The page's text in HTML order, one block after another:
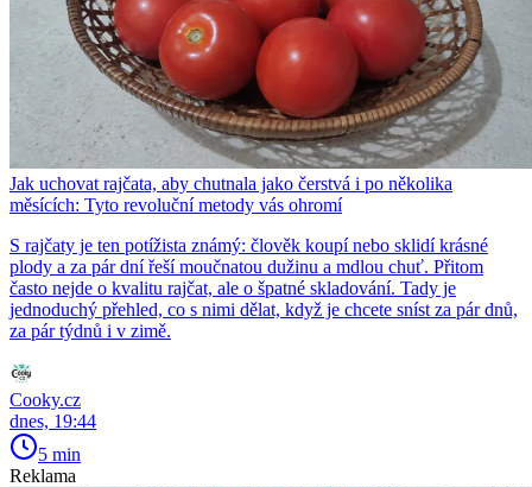
Jak uchovat rajčata, aby chutnala jako čerstvá i po několika
měsících: Tyto revoluční metody vás ohromí
S rajčaty je ten potížista známý: člověk koupí nebo sklidí krásné
plody a za pár dní řeší moučnatou dužinu a mdlou chuť. Přitom
často nejde o kvalitu rajčat, ale o špatné skladování. Tady je
jednoduchý přehled, co s nimi dělat, když je chcete sníst za pár dnů,
za pár týdnů i v zimě.
Cooky.cz
dnes, 19:44
5 min
Reklama